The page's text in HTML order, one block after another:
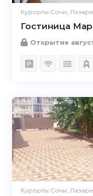
Курорты Сочи,
Гостиница
Открытие
Курорты Сочи,